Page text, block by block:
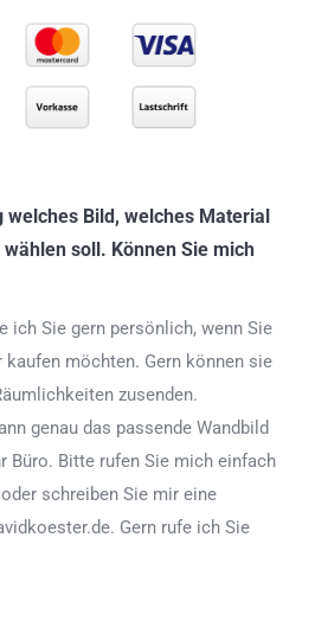
welches Bild, welches Material
soll. Können Sie mich
ich Sie gern persönlich, wenn Sie
möchten. Gern können sie
zusenden.
genau das passende Wandbild
Büro. Bitte rufen Sie mich einfach
schreiben Sie mir eine
Gern rufe ich Sie